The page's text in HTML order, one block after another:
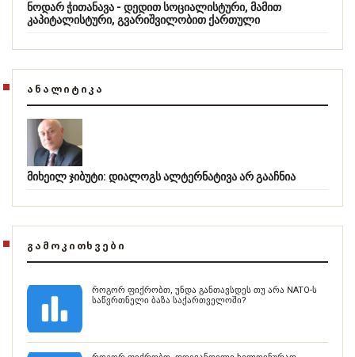
ნოდარ ჭითანავა - დედით სოციალისტური, მამით
კაპიტალისტური, გვარიშვილობით ქართული
ᲐᲜᲐᲚᲘᲢᲘᲙᲐ
მიხეილ ჯიბუტი: დიალოგს ალტერნატივა არ გააჩნია
ᲒᲐᲛᲝᲙᲘᲗᲮᲕᲔᲑᲘ
როგორ ფიქრობთ, უნდა განთავსდეს თუ არა NATO-ს
საწვრთნელი ბაზა საქართველოში?